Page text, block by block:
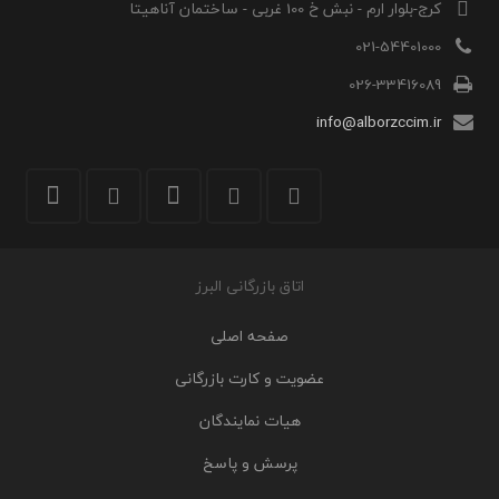
کرج-بلوار ارم - نبش خ 100 غربی - ساختمان آناهیتا
021-54401000
026-33416089
info@alborzccim.ir
اتاق بازرگانی البرز
صفحه اصلی
عضویت و کارت بازرگانی
هیات نمایندگان
پرسش و پاسخ